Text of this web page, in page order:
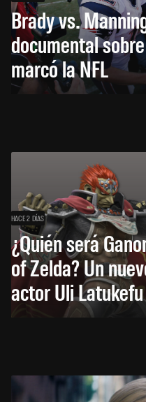
Brady vs.
documental
marcó la NFL
HACE 2 DÍAS
¿Quién será
of Zelda? Un
actor Uli Latukefu